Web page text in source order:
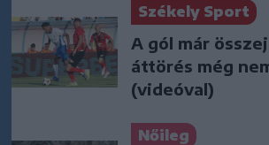
Székely Sport
A gól már
áttörés még
(videóval)
Nőileg